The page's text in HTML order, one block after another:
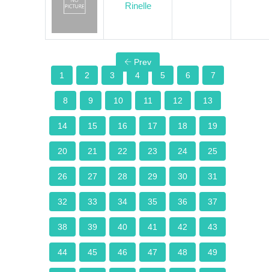
Rinelle
Prev
1
2 3 4 5 6 7
8 9 10 11 12 13
14 15 16 17 18 19
20 21 22 23 24 25
26 27 28 29 30 31
32 33 34 35 36 37
38 39 40 41 42 43
44 45 46 47 48 49